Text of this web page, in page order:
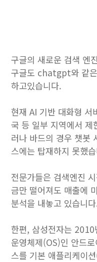
구글의 새로운 검색 엔
구글도 chatgpt와 같
하고있습니다.
현재 AI 기반 대화형 서
국 등 일부 지역에서 제
러나 바드의 경우 챗봇
스에는 탑재하지 못했
전문가들은 검색엔진
금만 떨어져도 매출에
분석을 내놓고 있습니
한편, 삼성전자는
운영체제(OS)인 안드
스를 기본 애플리케이